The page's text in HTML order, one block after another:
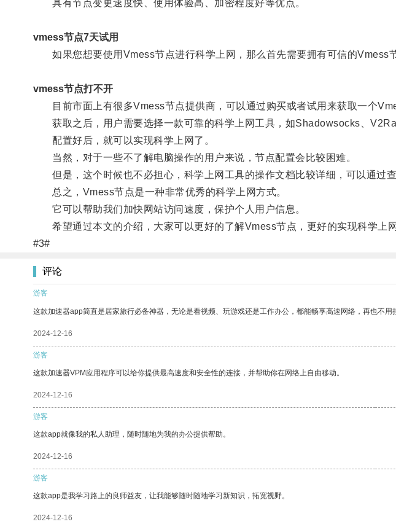
具有节点变更速度快、使用体验高、加密程度好等优点。
vmess节点7天试用
如果您想要使用Vmess节点进行科学上网，那么首先需要拥有可信的Vmess节
vmess节点打不开
目前市面上有很多Vmess节点提供商，可以通过购买或者试用来获取一个
获取之后，用户需要选择一款可靠的科学上网工具，如Shadowsocks、
配置好后，就可以实现科学上网了。
当然，对于一些不了解电脑操作的用户来说，节点配置会比较困难。
但是，这个时候也不必担心，科学上网工具的操作文档比较详细，可以通过查
总之，Vmess节点是一种非常优秀的科学上网方式。
它可以帮助我们加快网站访问速度，保护个人用户信息。
希望通过本文的介绍，大家可以更好的了解Vmess节点，更好的实现科学上网
#3#
评论
游客
这款加速器app简直是居家旅行必备神器，无论是看视频、玩游戏还是工作办公，都能畅享高速网络，再也不用
2024-12-16
游客
这款加速器VPM应用程序可以给你提供最高速度和安全性的连接，并帮助你在网络上自由移动。
2024-12-16
游客
这款app就像我的私人助理，随时随地为我的办公提供帮助。
2024-12-16
游客
这款app是我学习路上的良师益友，让我能够随时随地学习新知识，拓宽视野。
2024-12-16